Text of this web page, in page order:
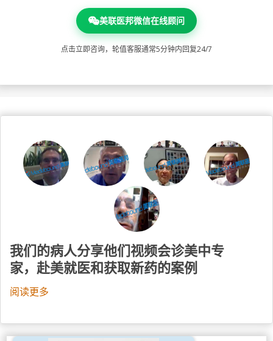
美联医邦微信在线顾问
点击立即咨询，轮值客服通常5分钟内回复24/7
我们的病人分享他们视频会诊美中专
家，赴美就医和获取新药的案例
阅读更多